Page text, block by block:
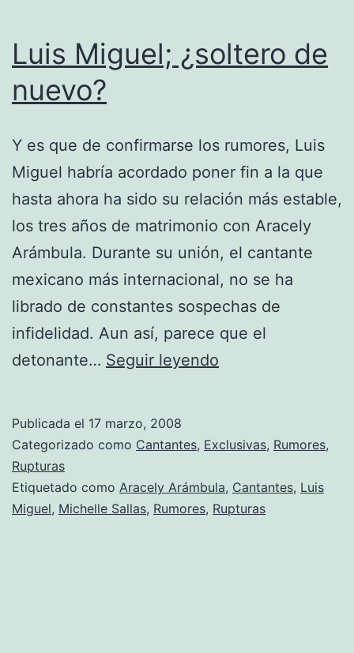
Luis Miguel; ¿soltero de
nuevo?
Y es que de confirmarse los rumores, Luis
Miguel habría acordado poner fin a la que
hasta ahora ha sido su relación más estable,
los tres años de matrimonio con Aracely
Arámbula. Durante su unión, el cantante
mexicano más internacional, no se ha
librado de constantes sospechas de
infidelidad. Aun así, parece que el
detonante… Seguir leyendo
de
Publicada el 17 marzo, 2008
Categorizado como Cantantes, Exclusivas, Rumores,
Rupturas
Etiquetado como Aracely Arámbula, Cantantes, Luis
Miguel, Michelle Sallas, Rumores, Rupturas